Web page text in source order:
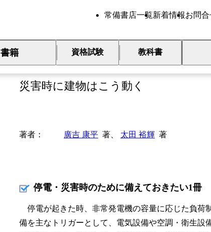
常備書店一覧新着情報お問
書籍 資格試験 教科書
ビル管理者のための設備
災害時に建物はこう動く
著者 廣吉 康平 著、 太田 裕輝 著
停電・災害時のために備えておきたい1冊
停電が起きた時、非常発電機の容量に応じた負荷
備を主なトリガーとして、電気設備や空調・衛生